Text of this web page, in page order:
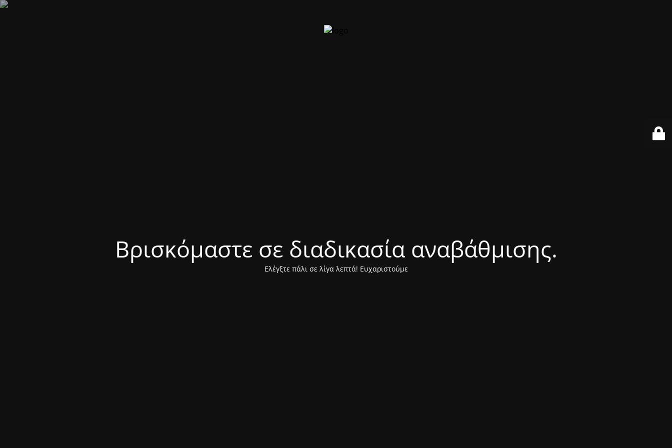
Βρισκόμαστε σε διαδικασία αναβάθμισης.
Ελέγξτε πάλι σε λίγα λεπτά! Ευχαριστούμε